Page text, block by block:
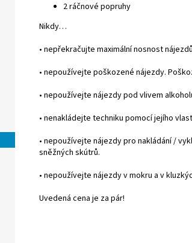
2 ráčnové popruhy
Nikdy…
• nepřekračujte maximální nosnost
• nepoužívejte poškozené nájezdy.
• nepoužívejte nájezdy pod vlivem
• nenakládejte techniku pomocí jejího
• nepoužívejte nájezdy pro nakládání /
sněžných skútrů.
• nepoužívejte nájezdy v mokru a v
Uvedená cena je za pár!